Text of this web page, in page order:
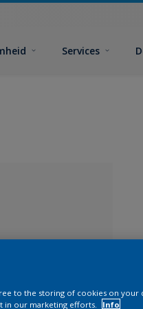
Services
to the storing of cookies on your
in our marketing efforts.
Info